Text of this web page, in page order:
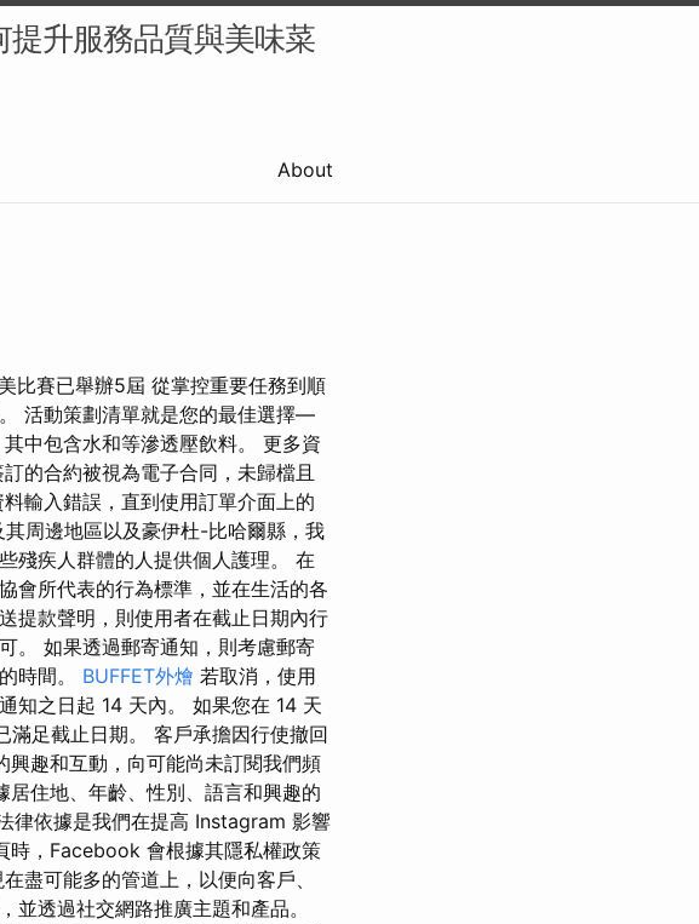
升服務品質與美味菜
About
賽已舉辦5屆 從掌控重要任務到順
活動策劃清單就是您的最佳選擇—
中包含水和等滲透壓飲料。 更多資
的合約被視為電子合同，未歸檔且
輸入錯誤，直到使用訂單介面上的
其周邊地區以及豪伊杜-比哈爾縣，我
殘疾人群體的人提供個人護理。 在
會所代表的行為標準，並在生活的各
提款聲明，則使用者在截止日期內行
。 如果透過郵寄通知，則考慮郵寄
時間。 BUFFET外燴 若取消，使用
知之日起 14 天內。 如果您在 14 天
滿足截止日期。 客戶承擔因行使撤回
趣和互動，向可能尚未訂閱我們頻
住地、年齡、性別、語言和興趣的
律依據是我們在提高 Instagram 影響
時，Facebook 會根據其隱私權政策
盡可能多的管道上，以便向客戶、
透過社交網路推廣主題和產品。